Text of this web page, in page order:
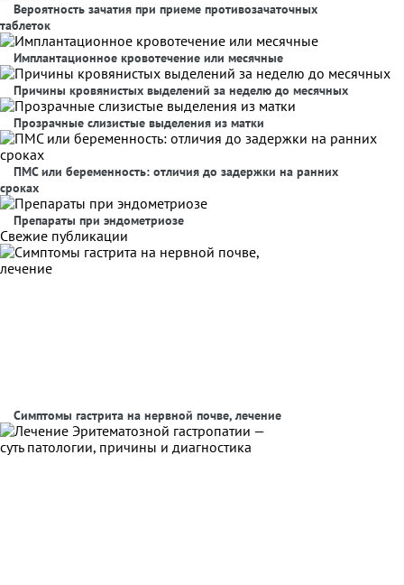
Вероятность зачатия при приеме противозачаточных
таблеток
Имплантационное кровотечение или месячные
Причины кровянистых выделений за неделю до месячных
Прозрачные слизистые выделения из матки
ПМС или беременность: отличия до задержки на ранних
сроках
Препараты при эндометриозе
Свежие публикации
Симптомы гастрита на нервной почве, лечение